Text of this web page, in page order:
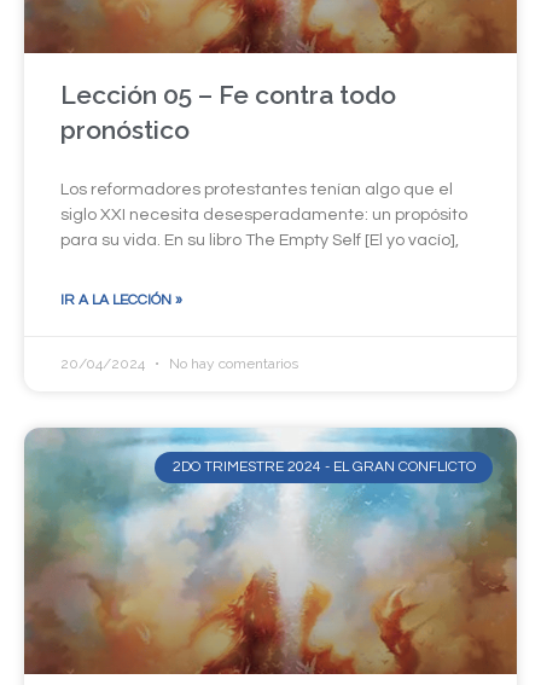
Lección 05 – Fe contra todo
pronóstico
Los reformadores protestantes tenían algo que el
siglo XXI necesita desesperadamente: un propósito
para su vida. En su libro The Empty Self [El yo vacío],
IR A LA LECCIÓN »
20/04/2024 No hay comentarios
2DO TRIMESTRE 2024 - EL GRAN CONFLICTO